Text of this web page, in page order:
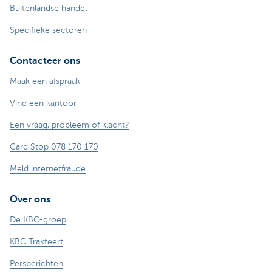
Buitenlandse handel
Specifieke sectoren
Contacteer ons
Maak een afspraak
Vind een kantoor
Een vraag, probleem of klacht?
Card Stop 078 170 170
Meld internetfraude
Over ons
De KBC-groep
KBC Trakteert
Persberichten